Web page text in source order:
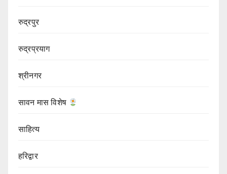
रुद्रपुर
रुद्रप्रयाग
श्रीनगर
सावन मास विशेष
साहित्य
हरिद्वार